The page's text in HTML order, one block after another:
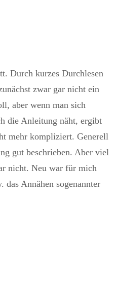
Durch kurzes Durchlesen
zwar gar nicht ein
aber wenn man sich
die Anleitung näht, ergibt
mehr kompliziert. Generell
gut beschrieben. Aber viel
nicht. Neu war für mich
Annähen sogenannter